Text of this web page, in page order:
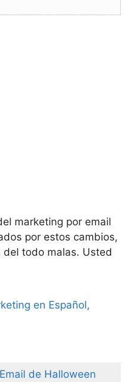
marketing por email
por estos cambios,
del todo malas. Usted
en Español,
de Halloween